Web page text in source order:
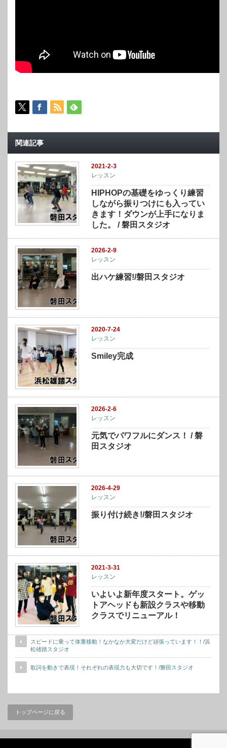
関連記事
2021-2-3
レッスン
HIPHOPの基礎をゆっくり練習
しながら振りつけにも入ってい
きます！ダウンが上手になりま
した。 / 磐田スタジオ
2026-2-9
レッスン
出ハケ練習!/磐田スタジオ
2020-7-24
レッスン
Smiley完成
2026-2-6
レッスン
元気でパワフルにダンス！ / 磐
田スタジオ
2026-4-29
レッスン
振り付け続き!/磐田スタジオ
2021-3-31
レッスン
いよいよ新年度スタート。ゲッ
トアヘッドも新設クラスや移動
クラスでリニューアル！
スピードに乗って体重移動！なかなか大変だけど頑張っています！！/浜
松雄踏スタジオ
歌詞を動きで表現！それぞれの表現力も大切です！/磐田スタジオ
トップページに戻る